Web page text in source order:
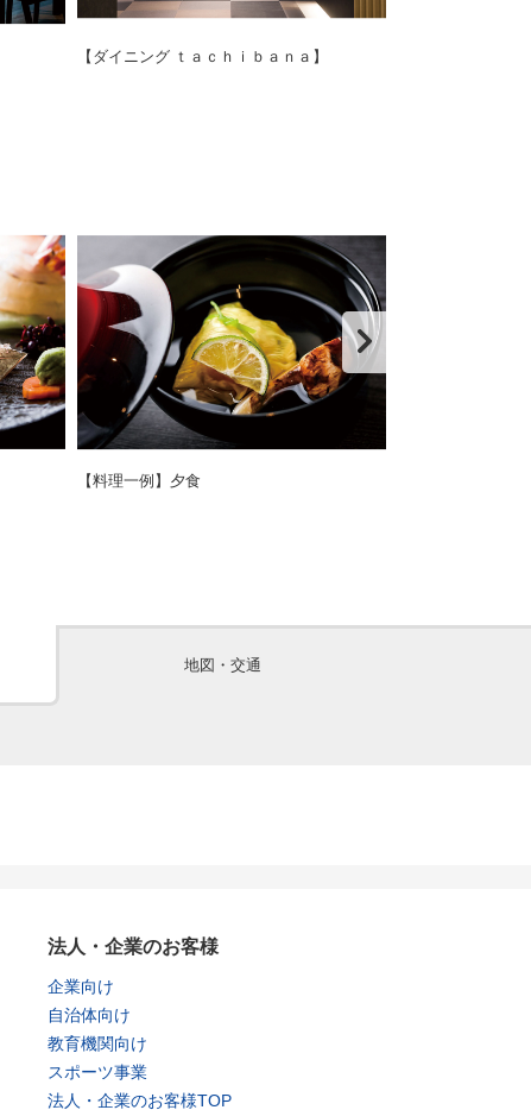
【ダイニング ｔａｃｈｉｂａｎａ】
【料理一例】夕食
地図・交通
法人・企業のお客様
企業向け
自治体向け
教育機関向け
スポーツ事業
法人・企業のお客様TOP